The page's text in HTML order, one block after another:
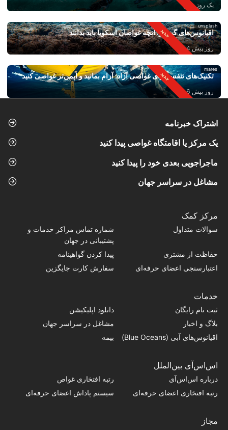
یک روز پیش
unsplash
اقیانوس‌های گرم‌تر: آنچه غواصان اسکوبا باید بدانند
روز پیش 4
mares
تکنیک‌های تنفس برای غواصی آزاد: آرام بمانید و ایمن‌تر غواصی کنید
روز پیش 6
اشتراک خبرنامه
یک مرکز یا اقامتگاه غواصی پیدا کنید
ماجراجویی بعدی خود را پیدا کنید
مشاغل در سراسر جهان
مرکز کمک
سوالات متداول
شماره تماس‌ مراکز خدمات و
پشتیبانی در جهان
حفاظت از مشتری
پیدا کردن گواهینامه
اعتبارسنجی اعضای حرفه‌ای
سفارش کارت جایگزین
خدمات
ثبت نام رایگان
دانلود اپلیکیشن
بلاگ و اخبار
مشاغل در سراسر جهان
اقیانوس‌های آبی (Blue Oceans)
بیمه
اس‌اس‌آی بین‌الملل
درباره اس‌اس‌آی
رتبه افتخاری غواص
رتبه افتخاری اعضای حرفه‌ای
سیستم پاداش اعضای حرفه‌ای
مجاز